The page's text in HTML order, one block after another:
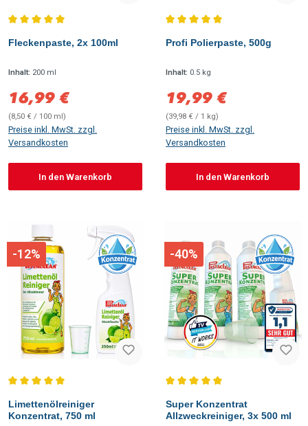
Fleckenpaste, 2x 100ml
Inhalt: 200 ml
Verkaufspreis:
16,99 €
(8,50 € / 100 ml)
Preise inkl. MwSt. zzgl.
Versandkosten
In den Warenkorb
Profi Polierpaste, 500g
Inhalt: 0.5 kg
Verkaufspreis:
19,99 €
(39,98 € / 1 kg)
Preise inkl. MwSt. zzgl.
Versandkosten
In den Warenkorb
-12%
Limettenölreiniger
Konzentrat, 750 ml
-40%
Super Konzentrat
Allzweckreiniger, 3x 500 ml